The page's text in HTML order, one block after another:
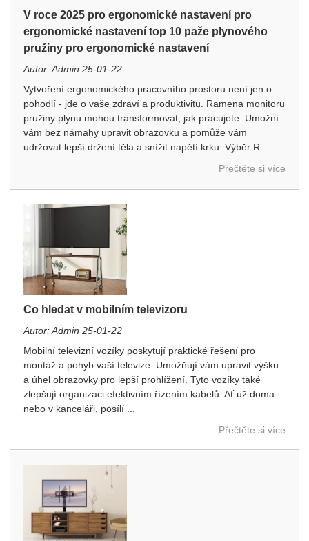
V roce 2025 pro ergonomické nastavení pro
ergonomické nastavení top 10 paže plynového
pružiny pro ergonomické nastavení
Autor: Admin 25-01-22
Vytvoření ergonomického pracovního prostoru není jen o
pohodlí - jde o vaše zdraví a produktivitu. Ramena monitoru
pružiny plynu mohou transformovat, jak pracujete. Umožní
vám bez námahy upravit obrazovku a pomůže vám
udržovat lepší držení těla a snížit napětí krku. Výběr R ...
Přečtěte si více
Co hledat v mobilním televizoru
Autor: Admin 25-01-22
Mobilní televizní vozíky poskytují praktické řešení pro
montáž a pohyb vaší televize. Umožňují vám upravit výšku
a úhel obrazovky pro lepší prohlížení. Tyto vozíky také
zlepšují organizaci efektivním řízením kabelů. Ať už doma
nebo v kanceláři, posílí ...
Přečtěte si více
Odeslat žádost